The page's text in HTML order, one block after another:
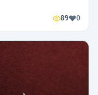
89 0